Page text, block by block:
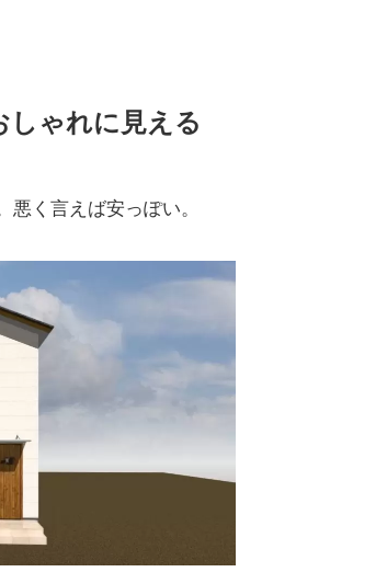
ゃれに見える
く言えば安っぽい。